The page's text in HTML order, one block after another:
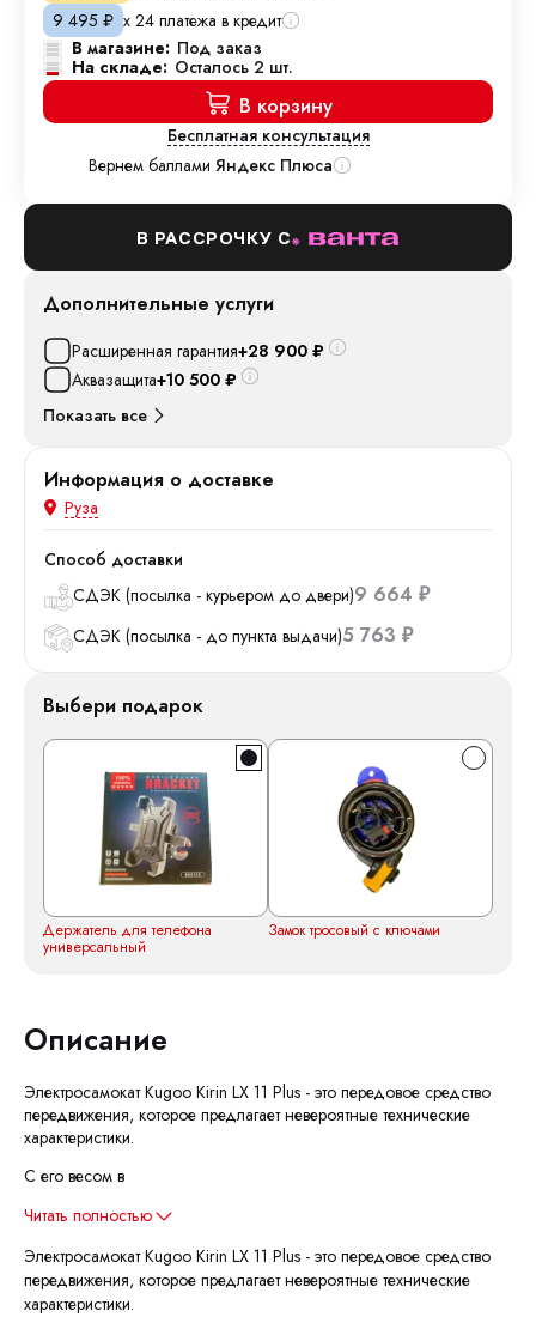
9 495 ₽ х 24 платежа в кредит
В магазине: Под заказ
На складе: Осталось 2 шт.
В корзину
Бесплатная консультация
Вернем баллами Яндекс Плюса
В РАССРОЧКУ С
Дополнительные услуги
Расширенная гарантия+28 900 ₽
Аквазащита+10 500 ₽
Показать все
Информация о доставке
Руза
Способ доставки
СДЭК (посылка - курьером до двери)9 664 ₽
СДЭК (посылка - до пункта выдачи)5 763 ₽
Выбери подарок
Держатель для телефона
универсальный
Замок тросовый с ключами
Описание
Электросамокат Kugoo Kirin LX 11 Plus - это передовое средство
передвижения, которое предлагает невероятные технические
характеристики.
С его весом в
Читать полностью
Электросамокат Kugoo Kirin LX 11 Plus - это передовое средство
передвижения, которое предлагает невероятные технические
характеристики.